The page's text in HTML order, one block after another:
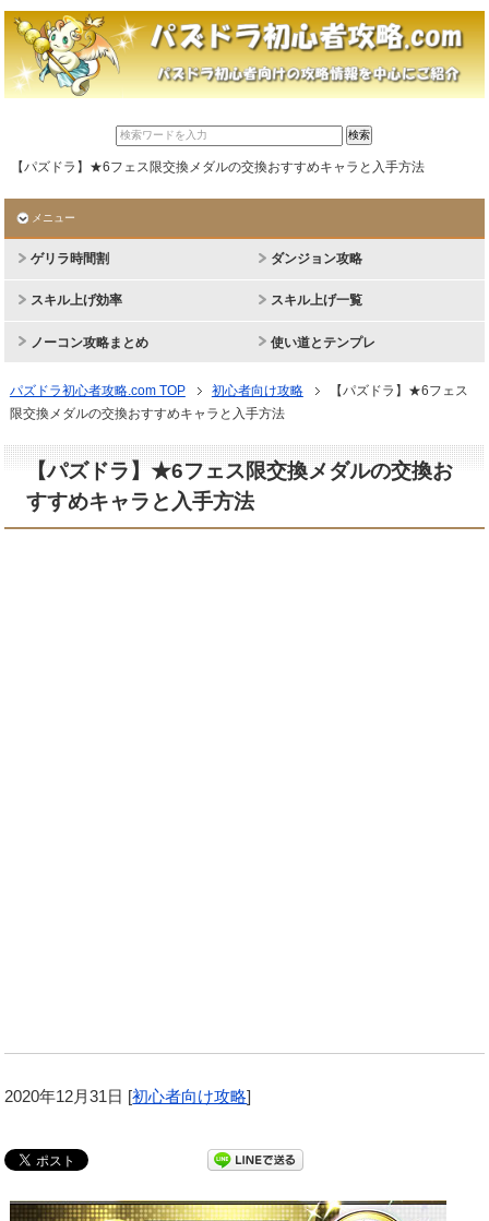
【パズドラ】★6フェス限交換メダルの交換おすすめキャラと入手方法
メニュー
ゲリラ時間割 ダンジョン攻略
スキル上げ効率 スキル上げ一覧
ノーコン攻略まとめ 使い道とテンプレ
パズドラ初心者攻略.com TOP 初心者向け攻略
【パズドラ】★6フェス
限交換メダルの交換おすすめキャラと入手方法
【パズドラ】★6フェス限交換メダルの交換お
すすめキャラと入手方法
2020年12月31日 [初心者向け攻略]